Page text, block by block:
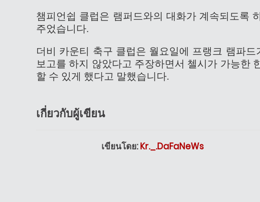
챔피언쉽 클럽은 램퍼드와의 대화가 계속되도록
주었습니다.
더비 카운티 축구 클럽은 월요일에 프랭크 램파
보고를 하지 않았다고 주장하면서 첼시가 가능한
할 수 있게 했다고 말했습니다.
เกี่ยวกับผู้เขียน
เขียนโดย:Kr._.DaFaNeWs